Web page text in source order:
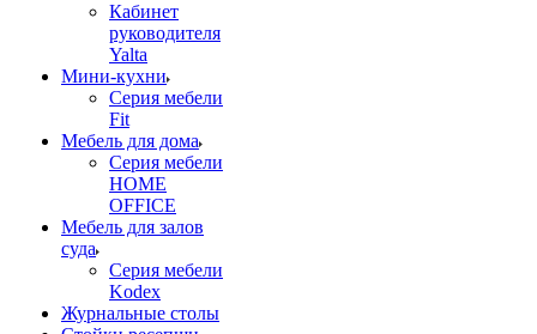
Кабинет
руководителя
Yalta
Мини-кухни
Серия мебели
Fit
Мебель для дома
Серия мебели
HOME
OFFICE
Мебель для залов
суда
Серия мебели
Kodex
Журнальные столы